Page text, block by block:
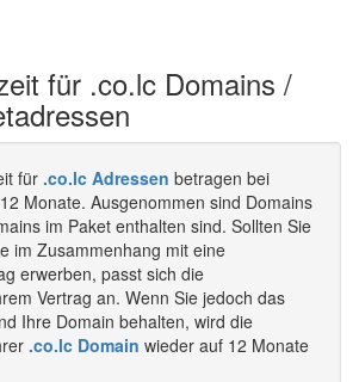
für .co.lc Domains /
für .co.lc Adressen betragen bei
Monate. Ausgenommen sind Domains
im Paket enthalten sind. Sollten Sie
im Zusammenhang mit eine
erwerben, passt sich die
Vertrag an. Wenn Sie jedoch das
Ihre Domain behalten, wird die
.co.lc Domain wieder auf 12 Monate